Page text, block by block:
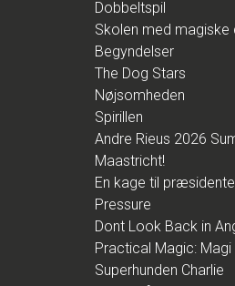
Dobbeltspil
Skolen med magiske
Begyndelser
The Dog Stars
Nøjsomheden
Spirillen
Andre Rieus 2026
Maastricht!
En kage til
Pressure
Dont Look Back in
Practical Magic: Magi
Superhunden Charlie